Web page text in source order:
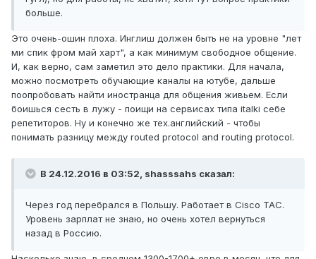
больше.
Это очень-ошин плоха. Инглиш должен быть не на уровне "лет
ми спик фром май харт", а как минимум свободное общение.
И, как верно, сам заметил это дело практики. Для начала,
можно посмотреть обучающие каналы на ютубе, дальше
поопробовать найти иностранца для общения живьем. Если
боишься сесть в лужу - поищи на сервисах типа italki себе
репетиторов. Ну и конечно же тех.английский - чтобы
понимать разницу между routed protocol and routing protocol.
В 24.12.2016 в 03:52, shasssahs сказал:
Через год перебрался в Польшу. Работает в Cisco TAC.
Уровень зарплат не знаю, но очень хотел вернуться
назад в Россию.